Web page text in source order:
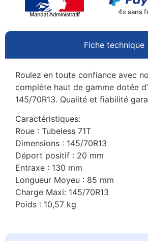
4x sans
Fiche technique
Roulez en toute confiance avec
complète haut de gamme dotée
145/70R13. Qualité et fiabilité
Caractéristiques:
Roue : Tubeless 71T
Dimensions : 145/70R13
Déport positif : 20 mm
Entraxe : 130 mm
Longueur Moyeu : 85 mm
Charge Maxi: 145/70R13
Poids : 10,57 kg